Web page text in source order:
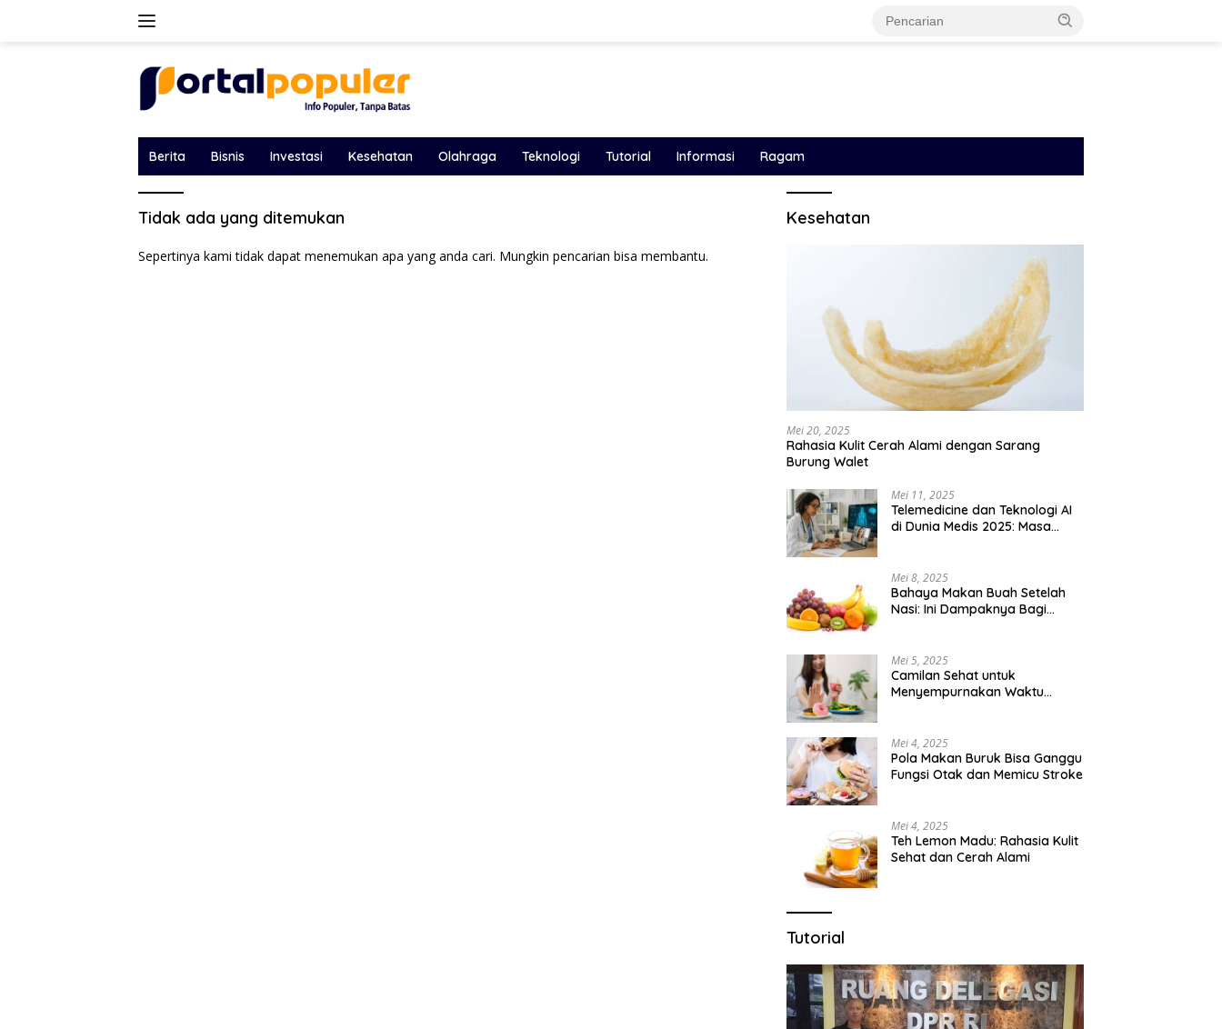
Berita Bisnis Investasi Kesehatan Olahraga Teknologi Tutorial Informasi Ragam
Tidak ada yang ditemukan
Sepertinya kami tidak dapat menemukan apa yang anda cari. Mungkin pencarian bisa membantu.
Kesehatan
Mei 20, 2025
Rahasia Kulit Cerah Alami dengan Sarang
Burung Walet
Mei 11, 2025
Telemedicine dan Teknologi AI
di Dunia Medis 2025: Masa
Mei 8, 2025
Bahaya Makan Buah Setelah
Nasi: Ini Dampaknya Bagi
Mei 5, 2025
Camilan Sehat untuk
Menyempurnakan Waktu
Mei 4, 2025
Pola Makan Buruk Bisa Ganggu
Fungsi Otak dan Memicu Stroke
Mei 4, 2025
Teh Lemon Madu: Rahasia Kulit
Sehat dan Cerah Alami
Tutorial